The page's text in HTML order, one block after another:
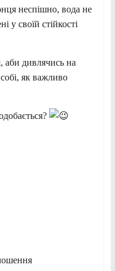
неспішно, вода не
у своїй стійкості
аби дивлячись на
як важливо